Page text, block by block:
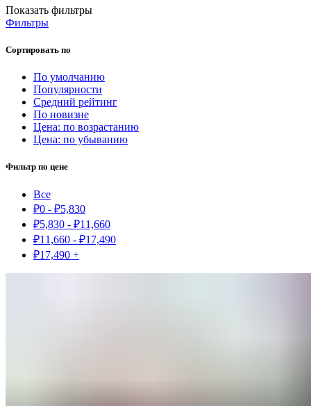
Показать фильтры
Фильтры
Сортировать по
По умолчанию
Популярности
Средний рейтинг
По новизне
Цена: по возрастанию
Цена: по убыванию
Фильтр по цене
Все
₽0 - ₽5,830
₽5,830 - ₽11,660
₽11,660 - ₽17,490
₽17,490 +